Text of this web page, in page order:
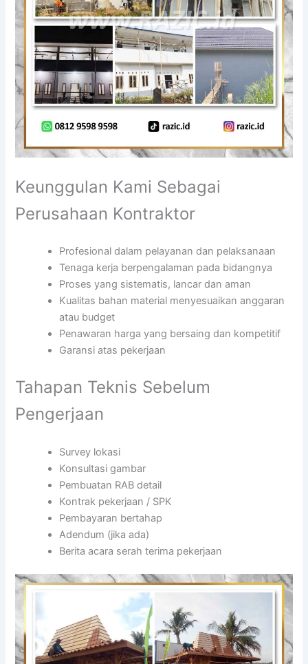
Keunggulan Kami Sebagai
Perusahaan Kontraktor
Profesional dalam pelayanan dan pelaksanaan
Tenaga kerja berpengalaman pada bidangnya
Proses yang sistematis, lancar dan aman
Kualitas bahan material menyesuaikan anggaran
atau budget
Penawaran harga yang bersaing dan kompetitif
Garansi atas pekerjaan
Tahapan Teknis Sebelum
Pengerjaan
Survey lokasi
Konsultasi gambar
Pembuatan RAB detail
Kontrak pekerjaan / SPK
Pembayaran bertahap
Adendum (jika ada)
Berita acara serah terima pekerjaan